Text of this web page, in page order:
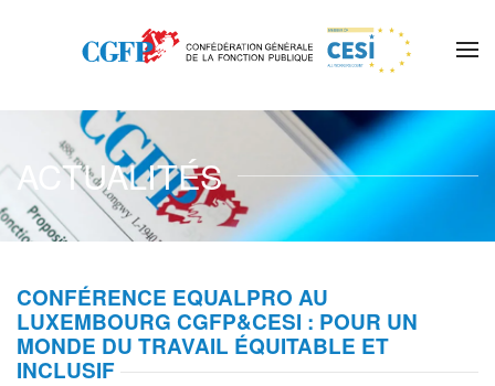
Skip to main content
ACTUALITÉS
CONFÉRENCE EQUALPRO AU
LUXEMBOURG CGFP&CESI : POUR UN
MONDE DU TRAVAIL ÉQUITABLE ET
INCLUSIF